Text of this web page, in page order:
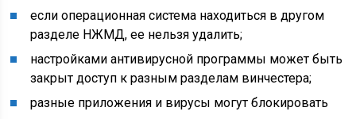
если операционная система находиться в другом
разделе НЖМД, ее нельзя удалить;
настройками антивирусной программы может быть
закрыт доступ к разным разделам винчестера;
разные приложения и вирусы могут блокировать